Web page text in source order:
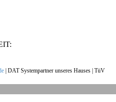
| DAT Systempartner unseres Hauses | TüV